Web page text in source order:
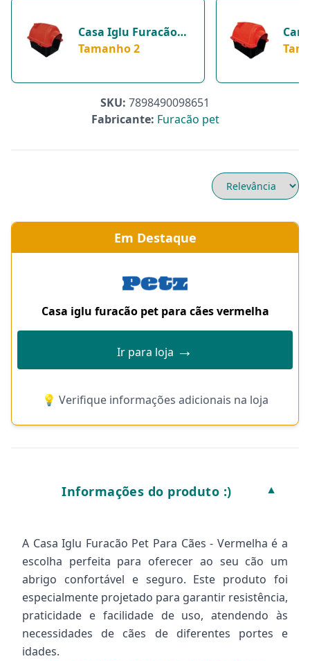
Casa Iglu Furacão
Pet Para Cachorros -
2
Tamanho 2
Pet
Cães
SKU: 7898490098651
Fabricante: Furacão pet
Em Destaque
Casa iglu furacão pet para cães vermelha
Ir para loja →
💡 Verifique informações adicionais na loja
Informações do produto :) ▼
A Casa Iglu Furacão Pet Para Cães - Vermelha é a
escolha perfeita para oferecer ao seu cão um
abrigo confortável e seguro. Este produto foi
especialmente projetado para garantir resistência,
praticidade e facilidade de uso, atendendo às
necessidades de cães de diferentes portes e
idades.